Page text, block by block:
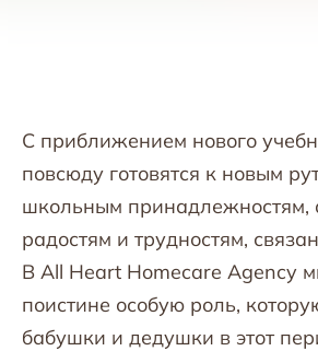
С приближением нового
повсюду готовятся к новым
школьным принадлежностям,
радостям и трудностям,
В All Heart Homecare Agency
поистине особую роль,
бабушки и дедушки в этот